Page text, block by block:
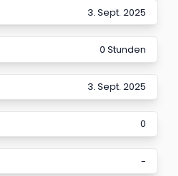
3. Sept. 2025
0 Stunden
3. Sept. 2025
0
-